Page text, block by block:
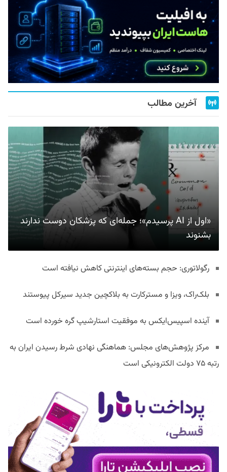
آخرین مطالب
«اول از AI پرسیدم»؛ جمله‌ای که پزشکان دوست ندارند
بشنوند
رگولاتوری: حجم بسته‌های اینترنتی کاهش نیافته است
بلک‌راک، ویزا و مسترکارت به بلاکچین جدید سیرکل پیوستند
آینده اسپیس‌ایکس به موفقیت استارشیپ گره خورده است
مرکز پژوهش‌های مجلس: هماهنگی نهادی شرط رسیدن ایران به
رتبه ۷۵ دولت الکترونیکی است